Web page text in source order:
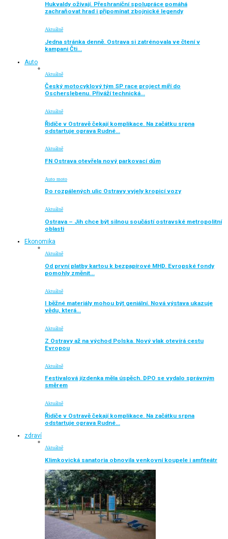
Hukvaldy ožívají. Přeshraniční spolupráce pomáhá
zachraňovat hrad i připomínat zbojnické legendy
Aktuálně
Jedna stránka denně. Ostrava si zatrénovala ve čtení v
kampani Čti…
Auto
Aktuálně
Český motocyklový tým SP race project míří do
Oscherslebenu. Přiváží technická…
Aktuálně
Řidiče v Ostravě čekají komplikace. Na začátku srpna
odstartuje oprava Rudné…
Aktuálně
FN Ostrava otevřela nový parkovací dům
Auto moto
Do rozpálených ulic Ostravy vyjely kropicí vozy
Aktuálně
Ostrava – Jih chce být silnou součástí ostravské metropolitní
oblasti
Ekonomika
Aktuálně
Od první platby kartou k bezpapírové MHD. Evropské fondy
pomohly změnit…
Aktuálně
I běžné materiály mohou být geniální. Nová výstava ukazuje
vědu, která…
Aktuálně
Z Ostravy až na východ Polska. Nový vlak otevírá cestu
Evropou
Aktuálně
Festivalová jízdenka měla úspěch. DPO se vydalo správným
směrem
Aktuálně
Řidiče v Ostravě čekají komplikace. Na začátku srpna
odstartuje oprava Rudné…
zdraví
Aktuálně
Klimkovická sanatoria obnovila venkovní koupele i amfiteátr